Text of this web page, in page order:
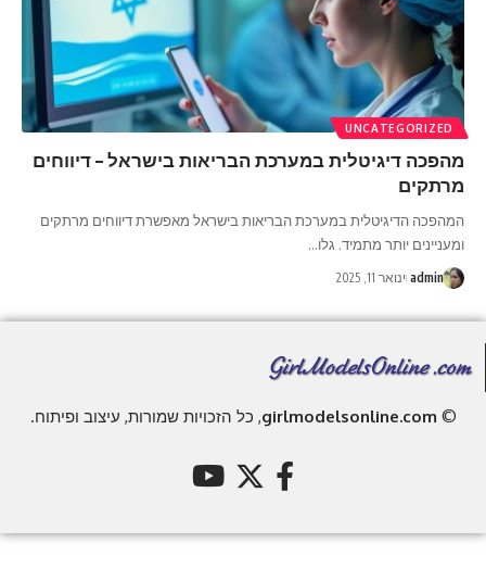
UNCATEGORIZED
מהפכה דיגיטלית במערכת הבריאות בישראל – דיווחים
מרתקים
המהפכה הדיגיטלית במערכת הבריאות בישראל מאפשרת דיווחים מרתקים
ומעניינים יותר מתמיד. גלו…
admin ינואר 11, 2025
©
girlmodelsonline.com, כל הזכויות שמורות, עיצוב ופיתוח.